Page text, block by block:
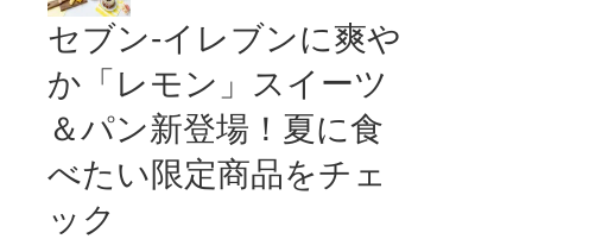
セブン‐イレブンに爽や
か「レモン」スイーツ
＆パン新登場！夏に食
べたい限定商品をチェ
ック